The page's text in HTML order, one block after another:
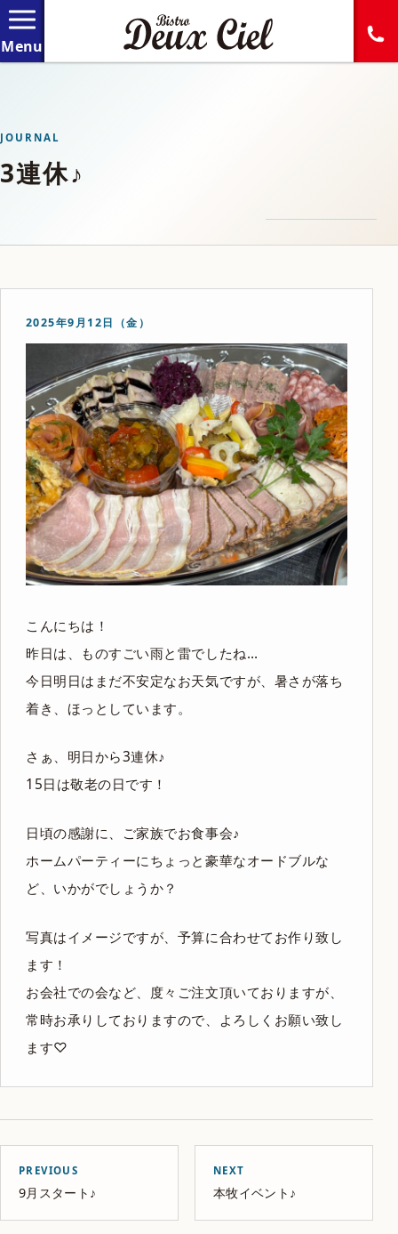
JOURNAL
3連休♪
2025年9月12日（金）
こんにちは！
昨日は、ものすごい雨と雷でしたね…
今日明日はまだ不安定なお天気ですが、暑さが落ち
着き、ほっとしています。
さぁ、明日から3連休♪
15日は敬老の日です！
日頃の感謝に、ご家族でお食事会♪
ホームパーティーにちょっと豪華なオードブルな
ど、いかがでしょうか？
写真はイメージですが、予算に合わせてお作り致し
ます！
お会社での会など、度々ご注文頂いておりますが、
常時お承りしておりますので、よろしくお願い致し
ます♡
PREVIOUS
9月スタート♪
NEXT
本牧イベント♪